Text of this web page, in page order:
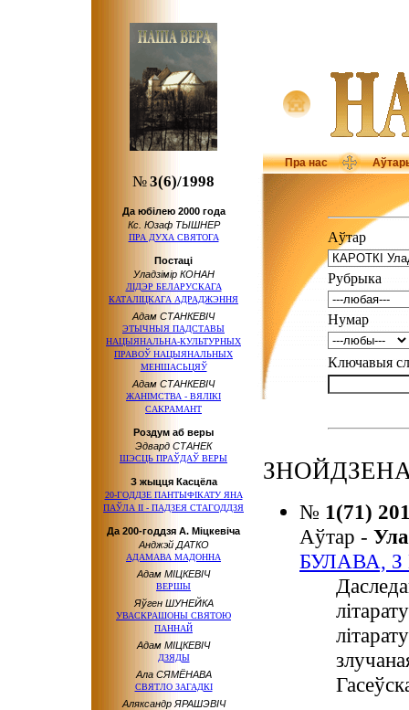
Пра нас
№3(6)/1998
Да юбілею 2000 года
Кс. Юзаф ТЫШНЕР
ПРА ДУХА СВЯТОГА
Постаці
Уладзімір КОНАН
ЛІДЭР БЕЛАРУСКАГА
КАТАЛІЦКАГА АДРАДЖЭННЯ
Адам СТАНКЕВІЧ
ЭТЫЧНЫЯ ПАДСТАВЫ
НАЦЫЯНАЛЬНА-КУЛЬТУРНЫХ
ПРАВОЎ НАЦЫЯНАЛЬНЫХ
МЕНШАСЬЦЯЎ
Адам СТАНКЕВІЧ
ЖАНІМСТВА - ВЯЛІКІ
САКРАМАНТ
Роздум аб веры
Эдвард СТАНЕК
ШЭСЦЬ ПРАЎДАЎ ВЕРЫ
З жыцця Касцёла
20-ГОДДЗЕ ПАНТЫФІКАТУ ЯНА
ПАЎЛА ІІ - ПАДЗЕЯ СТАГОДДЗЯ
Да 200-годдзя А. Міцкевіча
Анджэй ДАТКО
АДАМАВА МАДОННА
Адам МІЦКЕВІЧ
ВЕРШЫ
Яўген ШУНЕЙКА
УВАСКРАШОНЫ СВЯТОЮ
ПАННАЙ
Адам МІЦКЕВІЧ
ДЗЯДЫ
Ала СЯМЁНАВА
СВЯТЛО ЗАГАДКІ
Аляксандр ЯРАШЭВІЧ
Аўтар
Рубрыка
Нумар
Ключавыя
№ 1(71)
Аўтар -
БУЛАВА,